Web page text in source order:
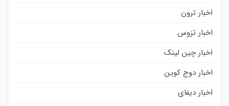
اخبار ترون
اخبار تزوس
اخبار چین لینک
اخبار دوج کوین
اخبار دیفای